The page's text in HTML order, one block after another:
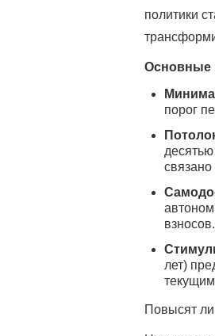
политики
Основные
порог
лет)
Повысят